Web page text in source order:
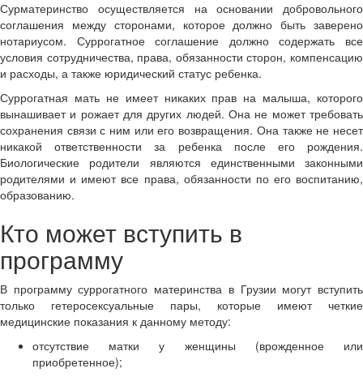
Сурматеринство осуществляется на основании добровольного
соглашения между сторонами, которое должно быть заверено
нотариусом. Суррогатное соглашение должно содержать все
условия сотрудничества, права, обязанности сторон, компенсацию
и расходы, а также юридический статус ребенка.
Суррогатная мать не имеет никаких прав на малыша, которого
вынашивает и рожает для других людей. Она не может требовать
сохранения связи с ним или его возвращения. Она также не несет
никакой ответственности за ребенка после его рождения.
Биологические родители являются единственными законными
родителями и имеют все права, обязанности по его воспитанию,
образованию.
Кто может вступить в
программу
В программу суррогатного материнства в Грузии могут вступить
только гетеросексуальные пары, которые имеют четкие
медицинские показания к данному методу:
отсутствие матки у женщины (врожденное или
приобретенное);